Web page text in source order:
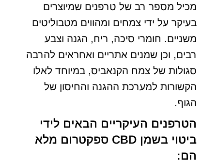
מכיל מספר רב של טרפנים שמיוצרים
בעיקר על ידי צמחים ומהווים מטבוליטים
משניים. חומרי סיכה, ריח, הגנה וצבע
רבים, וכן שמנים אתריים ואחראים להרבה
סגולות של צמח הקנאביס, במיוחד לאלו
הקשורות למערכת ההגנה והחיסון של
הגוף.
הטרפנים העיקריים הבאים לידי
ביטוי בשמן CBD ספקטרום מלא
הם: